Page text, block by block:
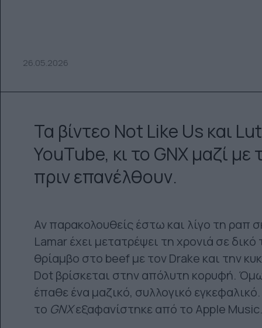
26.05.2026
Τα βίντεο Not Like Us και
YouTube, κι το GNX μαζί
πριν επανέλθουν.
Αν παρακολουθείς έστω και λίγο τη ραπ
Lamar έχει μετατρέψει τη χρονιά σε
θρίαμβο στο beef με τον Drake και την
Dot βρίσκεται στην απόλυτη κορυφή.
έπαθε ένα μαζικό, συλλογικό
το GNXεξαφανίστηκε από το Apple Music.